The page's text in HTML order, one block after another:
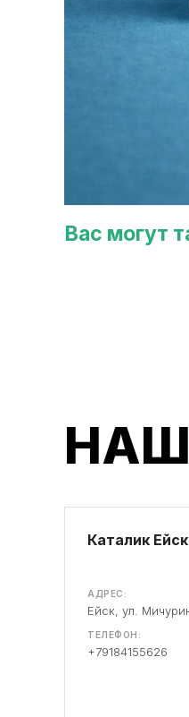
Вас могут
Каталик Ейск
АДРЕС:
Ейск, ул.
ТЕЛЕФОН:
+79184155626